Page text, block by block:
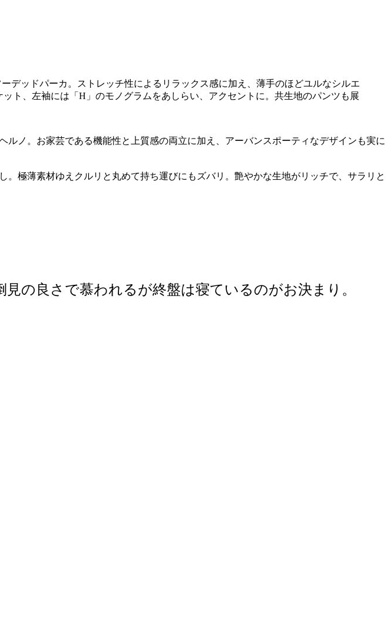
デッドパーカ。ストレッチ性によるリラックス感に加え、薄手のほどユルなシルエ
ト、左袖には「H」のモノグラムをあしらい、アクセントに。共生地のパンツも展
ノ。お家芸である機能性と上質感の両立に加え、アーバンスポーティなデザインも実に
極薄素材ゆえクルリと丸めて持ち運びにもズバリ。艶やかな生地がリッチで、サラリと
の良さで慕われるが終盤は寝ているのがお決まり。